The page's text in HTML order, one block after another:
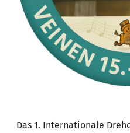
Das 1. Internationale